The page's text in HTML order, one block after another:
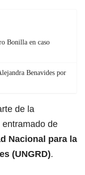
Bonilla en caso
Benavides por
de la
de
Nacional para la
(UNGRD).